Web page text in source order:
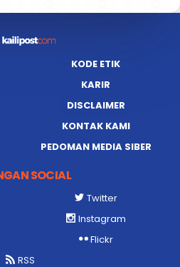
KODE ETIK
KARIR
DISCLAIMER
KONTAK KAMI
PEDOMAN MEDIA SIBER
SOCIAL
Twitter
Instagram
Flickr
RSS